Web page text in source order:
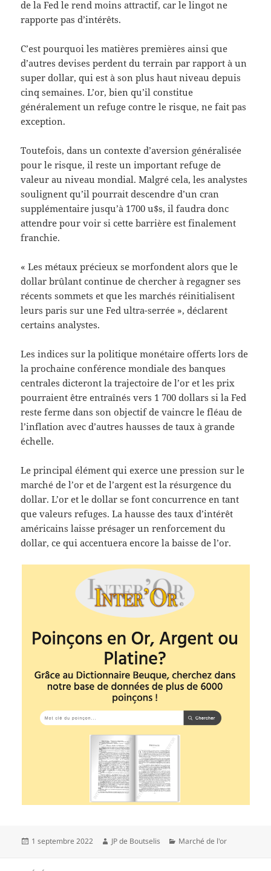
de la Fed le rend moins attractif, car le lingot ne
rapporte pas d’intérêts.
C’est pourquoi les matières premières ainsi que
d’autres devises perdent du terrain par rapport à un
super dollar, qui est à son plus haut niveau depuis
cinq semaines. L’or, bien qu’il constitue
généralement un refuge contre le risque, ne fait pas
exception.
Toutefois, dans un contexte d’aversion généralisée
pour le risque, il reste un important refuge de
valeur au niveau mondial. Malgré cela, les analystes
soulignent qu’il pourrait descendre d’un cran
supplémentaire jusqu’à 1700 u$s, il faudra donc
attendre pour voir si cette barrière est finalement
franchie.
« Les métaux précieux se morfondent alors que le
dollar brûlant continue de chercher à regagner ses
récents sommets et que les marchés réinitialisent
leurs paris sur une Fed ultra-serrée », déclarent
certains analystes.
Les indices sur la politique monétaire offerts lors de
la prochaine conférence mondiale des banques
centrales dicteront la trajectoire de l’or et les prix
pourraient être entraînés vers 1 700 dollars si la Fed
reste ferme dans son objectif de vaincre le fléau de
l’inflation avec d’autres hausses de taux à grande
échelle.
Le principal élément qui exerce une pression sur le
marché de l’or et de l’argent est la résurgence du
dollar. L’or et le dollar se font concurrence en tant
que valeurs refuges. La hausse des taux d’intérêt
américains laisse présager un renforcement du
dollar, ce qui accentuera encore la baisse de l’or.
Publié
1 septembre 2022 Auteur
JP de Boutselis Catégories
Marché de l'or